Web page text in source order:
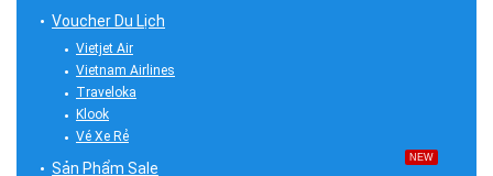
Voucher Du Lịch
Vietjet Air
Vietnam Airlines
Traveloka
Klook
Vé Xe Rẻ
Sản Phẩm Sale
NEW